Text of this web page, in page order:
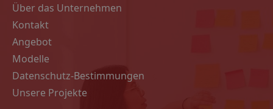
Über das Unternehmen
Kontakt
Angebot
Modelle
Datenschutz-Bestimmungen
Unsere Projekte